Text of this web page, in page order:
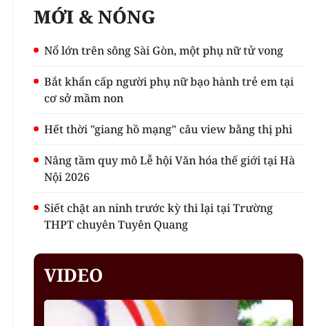
MỚI & NÓNG
Nổ lớn trên sông Sài Gòn, một phụ nữ tử vong
Bắt khẩn cấp người phụ nữ bạo hành trẻ em tại
cơ sở mầm non
Hết thời "giang hồ mạng" câu view bằng thị phi
Nâng tầm quy mô Lễ hội Văn hóa thế giới tại Hà
Nội 2026
Siết chặt an ninh trước kỳ thi lại tại Trường
THPT chuyên Tuyên Quang
VIDEO